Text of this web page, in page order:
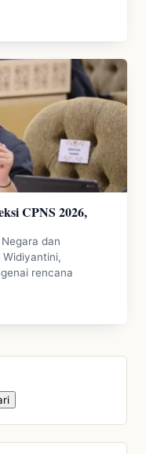
CPNS 2026,
dan
Widiyantini,
rencana